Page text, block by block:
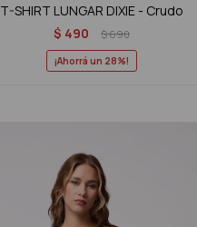
T-SHIRT LUNGAR DIXIE - Crudo
$ 490 $690
28